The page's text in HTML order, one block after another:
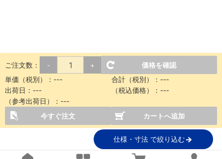
ご注文数： - +
価格を確認
単価（税別）： --- 合計（税別）： ---
出荷日： --- （税込価格）： ---
（参考出荷日）： ---
今すぐ注文
カートへ追加
仕様・寸法 で絞り込む